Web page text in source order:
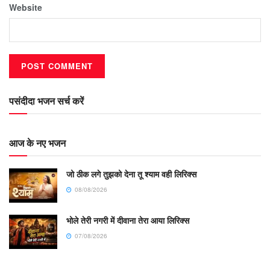
Website
पसंदीदा भजन सर्च करें
आज के नए भजन
जो ठीक लगे तुझको देना तू श्याम वही लिरिक्स
08/08/2026
भोले तेरी नगरी में दीवाना तेरा आया लिरिक्स
07/08/2026